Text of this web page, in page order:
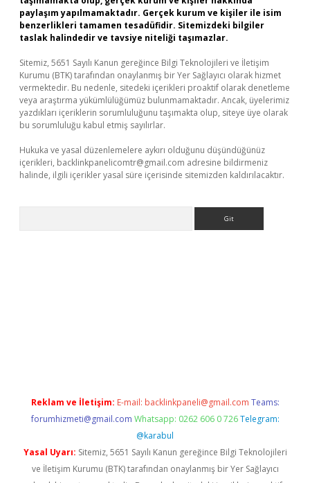
paylaşım yapılmamaktadır. Gerçek kurum ve kişiler ile isim
benzerlikleri tamamen tesadüfidir. Sitemizdeki bilgiler
taslak halindedir ve tavsiye niteliği taşımazlar.
Sitemiz, 5651 Sayılı Kanun gereğince Bilgi Teknolojileri ve İletişim
Kurumu (BTK) tarafından onaylanmış bir Yer Sağlayıcı olarak hizmet
vermektedir. Bu nedenle, sitedeki içerikleri proaktif olarak denetleme
veya araştırma yükümlülüğümüz bulunmamaktadır. Ancak, üyelerimiz
yazdıkları içeriklerin sorumluluğunu taşımakta olup, siteye üye olarak
bu sorumluluğu kabul etmiş sayılırlar.
Hukuka ve yasal düzenlemelere aykırı olduğunu düşündüğünüz
içerikleri, backlinkpanelicomtr@gmail.com adresine bildirmeniz
halinde, ilgili içerikler yasal süre içerisinde sitemizden kaldırılacaktır.
Reklam ve İletişim: E-mail: backlinkpaneli@gmail.com Teams:
forumhizmeti@gmail.com Whatsapp: 0262 606 0 726 Telegram:
@karabul
Yasal Uyarı: Sitemiz, 5651 Sayılı Kanun gereğince Bilgi Teknolojileri
ve İletişim Kurumu (BTK) tarafından onaylanmış bir Yer Sağlayıcı